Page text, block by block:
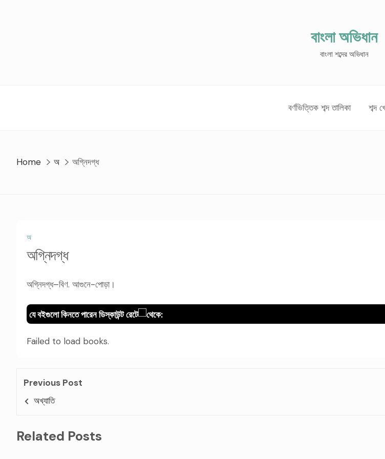
বাংলা অভিধান
বাংলা শব্দের অভিধান
বর্ণভিত্তিক শব্দ তালিকা শব্দ
Home অ অগ্নিদগ্ধ
অ
অগ্নিদগ্ধ
অগ্নিদগ্ধ–বিণ. আগুনে-পোড়া।
যে বইগুলো কিনতে পারেন ডিস্কাউন্ট রেটে থেকে:
Failed to load books.
Previous Post
অখ্যাতি
Related Posts